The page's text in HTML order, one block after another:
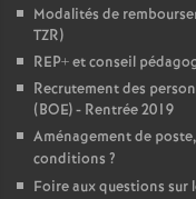
Modalités de
TZR)
REP+ et conseil
Recrutement des
(BOE) - Rentrée 2019
Aménagement de
conditions ?
Foire aux questions sur